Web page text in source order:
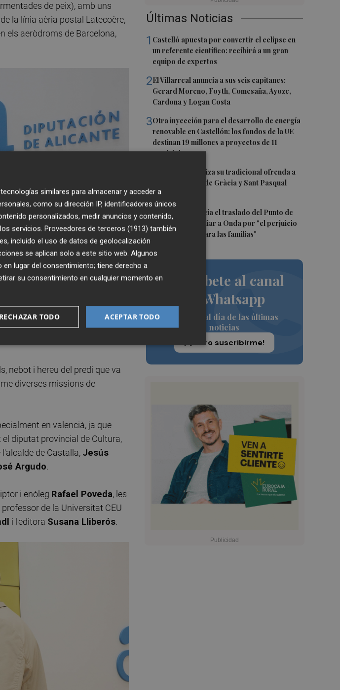
Últimas Noticias
1 Castelló apuesta por convertir el eclipse en
un referente científico: recibirá a un gran
equipo de expertos
2El Villarreal anuncia a sus seis capitanes:
Gerard Moreno, Foyth, Comesaña, Ayoze,
Cardona y Logan Costa
3Otra inyección para el desarrollo de energía
renovable en Castellón: los fondos de la UE
destinan 19 millones a proyectos de 11
municipios
El Villarreal realiza su tradicional ofrenda a
la Mare de Déu de Gràcia y Sant Pasqual
Baylón
5Vila-real denuncia el traslado del Punto de
Encuentro Familiar a Onda por "el perjuicio
que supondrá para las familias"
Suscríbete al canal
de Whatsapp
Siempre al día de las últimas
noticias
¡Quiero suscribirme!
de peix), amb uns
la línia aèria postal Latecoère,
els aeròdroms de Barcelona,
nebot i hereu del predi que va
diverses missions de
en valencià, ja que
diputat provincial de Cultura,
de Castalla, Jesús
Argudo.
i enòleg Rafael Poveda, les
professor de la Universitat CEU
i l'editora Susana Lliberós.
similares para almacenar y acceder a
como su dirección IP, identificadores únicos
personalizados, medir anuncios y contenido,
servicios. Proveedores de terceros (1913) también
incluido el uso de datos de geolocalización
se aplican solo a este sitio web. Algunos
lugar del consentimiento; tiene derecho a
su consentimiento en cualquier momento en
ACEPTAR TODO
RECHAZAR TODO